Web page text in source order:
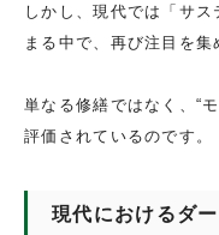
しかし、現代では「サ
まる中で、再び注目を集
単なる修繕ではなく、“
評価されているのです。
現代におけるダ